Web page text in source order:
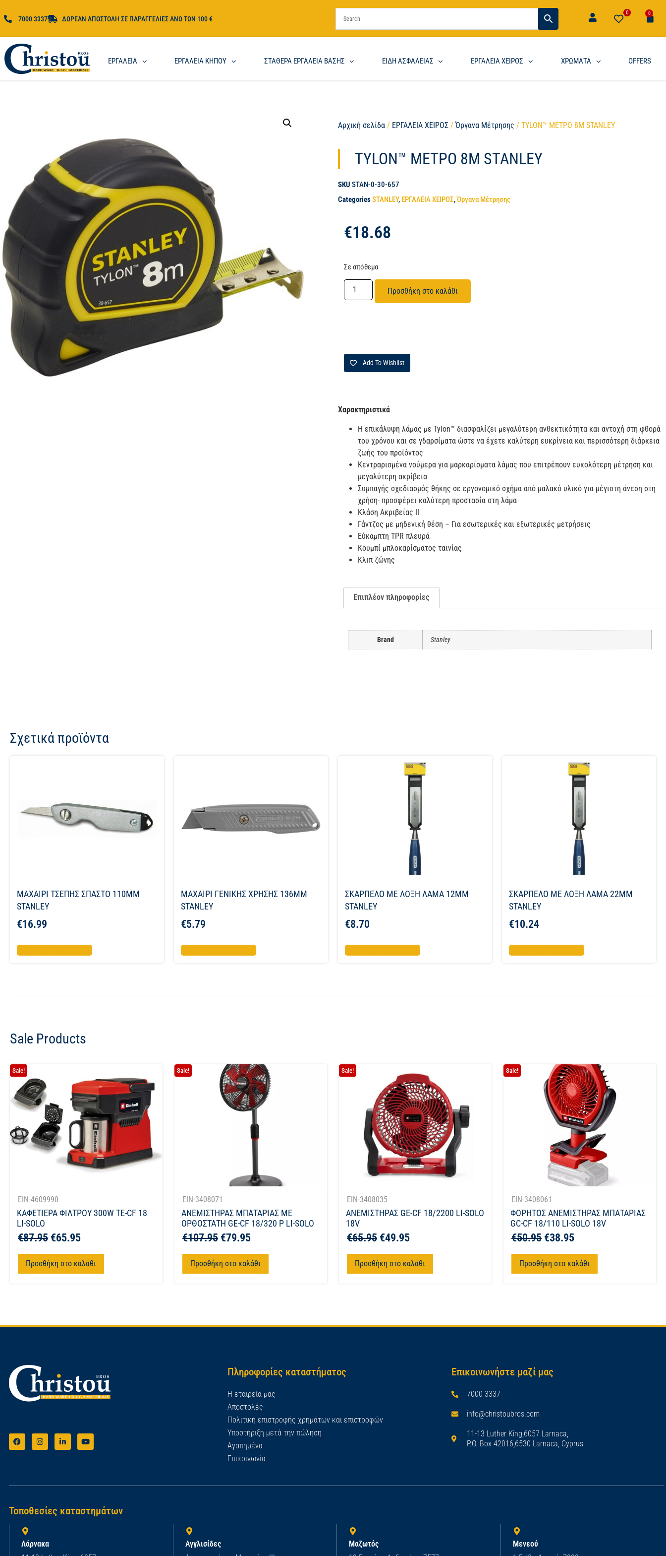
7000 3337 ΔΩΡΕΑΝ ΑΠΟΣΤΟΛΗ ΣΕ ΠΑΡΑΓΓΕΛΙΕΣ ΑΝΩ ΤΩΝ 100 €
0 0
ΕΡΓΑΛΕΙΑ ΕΡΓΑΛΕΙΑ ΚΗΠΟΥ ΣΤΑΘΕΡΑ ΕΡΓΑΛΕΙΑ ΒΑΣΗΣ ΕΙΔΗ ΑΣΦΑΛΕΙΑΣ ΕΡΓΑΛΕΙΑ ΧΕΙΡΟΣ ΧΡΩΜΑΤΑ OFFERS
Αρχική σελίδα / ΕΡΓΑΛΕΙΑ ΧΕΙΡΟΣ /Όργανα Μέτρησης / TYLON™ ΜΕΤΡΟ 8Μ STANLEY
TYLON™ ΜΕΤΡΟ 8Μ STANLEY
SKUSTAN-0-30-657
CategoriesSTANLEY, ΕΡΓΑΛΕΙΑ ΧΕΙΡΟΣ,Όργανα Μέτρησης
€18.68
Σε απόθεμα
Προσθήκη στο καλάθι
Add To Wishlist
Χαρακτηριστικά
Η επικάλυψη λάμας με Tylon™ διασφαλίζει μεγαλύτερη ανθεκτικότητα και αντοχή στη φθορά
του χρόνου και σε γδαρσίματα ώστε να έχετε καλύτερη ευκρίνεια και περισσότερη διάρκεια
ζωής του προϊόντος
Κεντραρισμένα νούμερα για μαρκαρίσματα λάμας που επιτρέπουν ευκολότερη μέτρηση και
μεγαλύτερη ακρίβεια
Συμπαγής σχεδιασμός θήκης σε εργονομικό σχήμα από μαλακό υλικό για μέγιστη άνεση στη
χρήση- προσφέρει καλύτερη προστασία στη λάμα
Κλάση Ακριβείας II
Γάντζος με μηδενική θέση – Για εσωτερικές και εξωτερικές μετρήσεις
Εύκαμπτη TPR πλευρά
Κουμπί μπλοκαρίσματος ταινίας
Κλιπ ζώνης
Επιπλέον πληροφορίες
Brand Stanley
Σχετικά προϊόντα
ΜΑΧΑΙΡΙ ΤΣΕΠΗΣ ΣΠΑΣΤΟ 110MM
STANLEY
€16.99
ΜΑΧΑΙΡΙ ΓΕΝΙΚΗΣ ΧΡΗΣΗΣ 136ΜΜ
STANLEY
€5.79
ΣΚΑΡΠΕΛΟ ΜΕ ΛΟΞΗ ΛΑΜΑ 12MM
STANLEY
€8.70
ΣΚΑΡΠΕΛΟ ΜΕ ΛΟΞΗ ΛΑΜΑ 22MM
STANLEY
€10.24
Sale Products
Sale!
EIN-4609990
ΚΑΦΕΤΙΕΡΑ ΦΙΛΤΡΟΥ 300W TE-CF 18
LI-SOLO
€87.95 €65.95
Προσθήκη στο καλάθι
Sale!
EIN-3408071
ΑΝΕΜΙΣΤΗΡΑΣ ΜΠΑΤΑΡΙΑΣ ΜΕ
ΟΡΘΟΣΤΑΤΗ GE-CF 18/320 P LI-SOLO
€107.95 €79.95
Προσθήκη στο καλάθι
Sale!
EIN-3408035
ΑΝΕΜΙΣΤΗΡΑΣ GE-CF 18/2200 LI-SOLO
18V
€65.95 €49.95
Προσθήκη στο καλάθι
Sale!
EIN-3408061
ΦΟΡΗΤΟΣ ΑΝΕΜΙΣΤΗΡΑΣ ΜΠΑΤΑΡΙΑΣ
GC-CF 18/110 LI-SOLO 18V
€50.95 €38.95
Προσθήκη στο καλάθι
Πληροφορίες καταστήματος
Η εταιρεία μας
Αποστολές
Πολιτική επιστροφής χρημάτων και επιστροφών
Υποστήριξη μετά την πώληση
Αγαπημένα
Επικοινωνία
Επικοινωνήστε μαζί μας
7000 3337
info@christoubros.com
11-13 Luther King,6057 Larnaca,
P.O. Box 42016,6530 Larnaca, Cyprus
Τοποθεσίες καταστημάτων
Λάρνακα
Αγγλισίδες
Μαζωτός
Μενεού